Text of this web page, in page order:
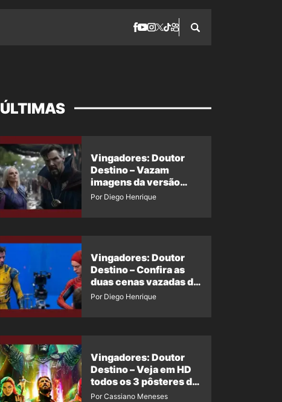
ÚLTIMAS
Vingadores: Doutor
Destino – Vazam
imagens da versão
maligna do Doutor
Por Diego Henrique
Vingadores: Doutor
Destino – Confira as
duas cenas vazadas do
Wolverine e o Homem-
Por Diego Henrique
Vingadores: Doutor
Destino – Veja em HD
todos os 3 pôsteres de
‘Doomsday’ + 1 imagem
Por Cassiano Meneses